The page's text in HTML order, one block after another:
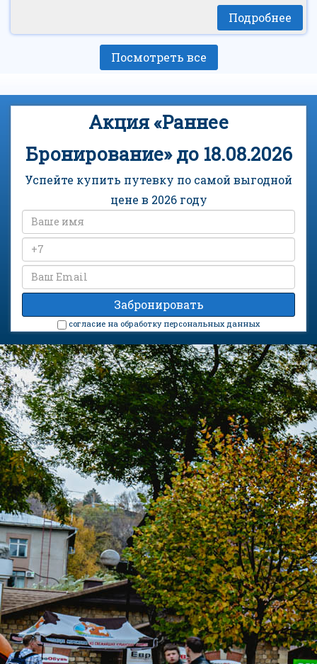
Подробнее
Посмотреть все
Акция «Раннее
Бронирование» до 18.08.2026
Успейте купить путевку по самой выгодной
цене в 2026 году
cогласие на обработку персональных данных
Санаторий «Луч» на карте
КОНТАКТЫ
ЕДИНОЙ СЛУЖБЫ БРОНИРОВАНИЯ:
8 (906) 440-23-23